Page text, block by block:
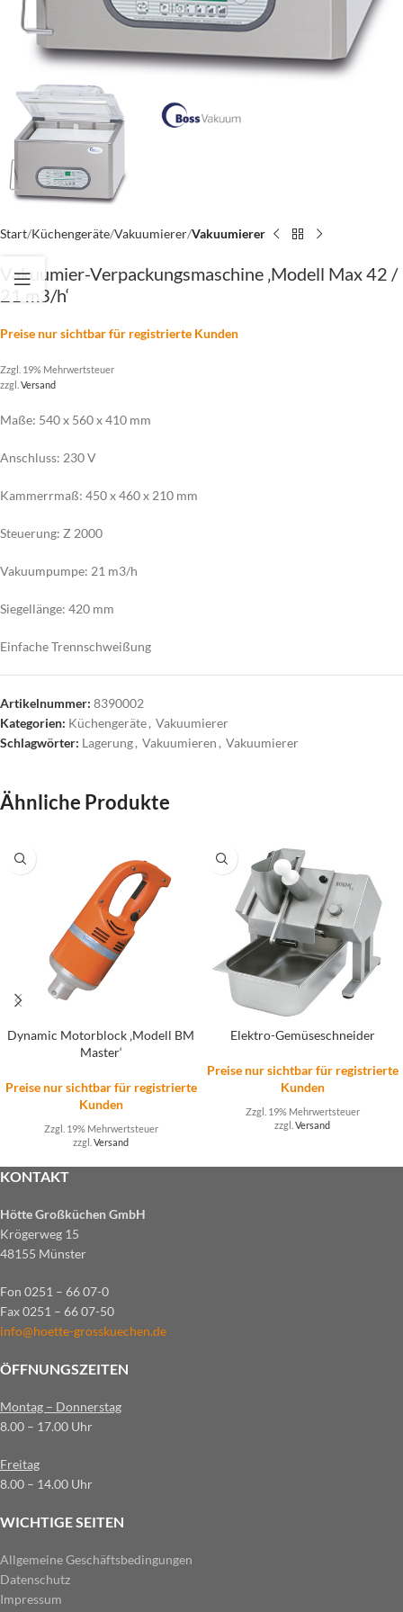
Start Küchengeräte Vakuumierer Vakuumierer
Vakuumier-Verpackungsmaschine ‚Modell Max 42 /
21 m3/h‘
Preise nur sichtbar für registrierte Kunden
Zzgl. 19% Mehrwertsteuer
zzgl. Versand
Maße: 540 x 560 x 410 mm
Anschluss: 230 V
Kammerrmaß: 450 x 460 x 210 mm
Steuerung: Z 2000
Vakuumpumpe: 21 m3/h
Siegellänge: 420 mm
Einfache Trennschweißung
Artikelnummer: 8390002
Kategorien: Küchengeräte, Vakuumierer
Schlagwörter: Lagerung, Vakuumieren , Vakuumierer
Ähnliche Produkte
Dynamic Motorblock ‚Modell BM
Master‘
Preise nur sichtbar für registrierte
Kunden
Zzgl. 19% Mehrwertsteuer
zzgl. Versand
Elektro-Gemüseschneider
Preise nur sichtbar für registrierte
Kunden
Zzgl. 19% Mehrwertsteuer
zzgl. Versand
KONTAKT
Hötte Großküchen GmbH
Krögerweg 15
48155 Münster
Fon 0251 – 66 07-0
Fax 0251 – 66 07-50
info@hoette-grosskuechen.de
ÖFFNUNGSZEITEN
Montag – Donnerstag
8.00 – 17.00 Uhr
Freitag
8.00 – 14.00 Uhr
WICHTIGE SEITEN
Allgemeine Geschäftsbedingungen
Datenschutz
Impressum